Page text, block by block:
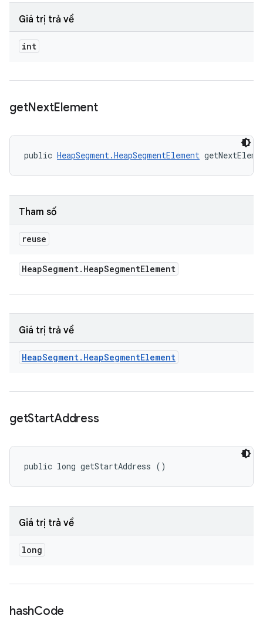
Giá trị trả về
int
getNextElement
public HeapSegment.HeapSegmentElement
Tham số
reuse
HeapSegment. HeapSegmentElement
Giá trị trả về
HeapSegment. HeapSegmentElement
getStartAddress
public long getStartAddress ()
Giá trị trả về
long
hashCode